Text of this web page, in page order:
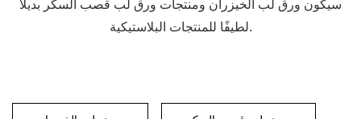
سيكون ورق لب الخيزران ومنتجات ورق لب قصب السكر بديلاً
لطيفًا للمنتجات البلاستيكية.